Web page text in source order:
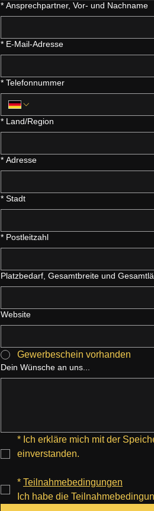
* Ansprechpartner, Vor- und Nachname
* E-Mail-Adresse
* Telefonnummer
Anschrift
* Land/Region
* Adresse
* Stadt
* Postleitzahl
Platzbedarf, Gesamtbreite und
Website
Gewerbeschein vorhanden
Dein Wünsche an uns...
* Ich erkläre mich mit der
einverstanden.
* Teilnahmebedingungen
Ich habe die